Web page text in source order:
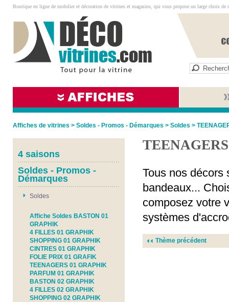
Boutique en ligne de mobilier et décoration de vitrines et magasins, qui vous propose un large choix de
Affiches de vitrines > Soldes - Promos - Démarques > Soldes >
4 saisons
Soldes - Promos -
Démarques
Soldes
Affiche Soldes BASTON 01
GRAPHIK
4 FILLES 01 GRAPHIK
SHOPPING 01 GRAPHIK
CINTRES 01 GRAPHIK
FOLIE PRIX 01 GRAFIK
TEENAGERS 01 GRAPHIK
PARFUM 01 GRAPHIK
BASTON 02 GRAPHIK
4 FILLES 02 GRAPHIK
SHOPPING 02 GRAPHIK
Tous nos décors
bandeaux...
composez votre
systèmes
Thème précédent